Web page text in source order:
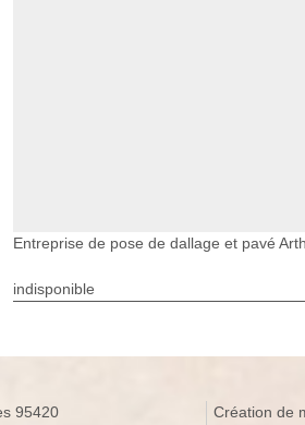
Entreprise de pose de dallage et pavé
indisponible
95420 Création de